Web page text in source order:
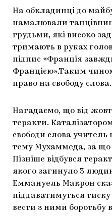
CARPATHIAN
На обкладинці до
намалювали
грудьми, які високо
тримають в руках
підпис «Франція
Францією».Таким
право на свободу слова.
Нагадаємо, що від
теракти.
свободи слова
тему Мухаммеда, за що
Пізніше відбувся
якого загинуло 3
Еммануель Макрон
піддаватимуться тиску
вести з ними боротьбу